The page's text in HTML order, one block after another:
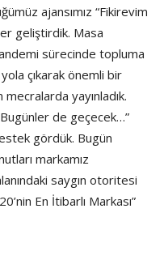
ajansımız “Fikirevim
geliştirdik. Masa
sürecinde topluma
çıkarak önemli bir
yayınladık.
de geçecek…”
gördük. Bugün
markamız
saygın otoritesi
En İtibarlı Markası”